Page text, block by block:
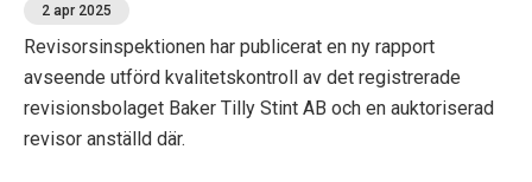
2 apr 2025
Revisorsinspektionen har publicerat en ny rapport
avseende utförd kvalitetskontroll av det registrerade
revisionsbolaget Baker Tilly Stint AB och en auktoriserad
revisor anställd där.